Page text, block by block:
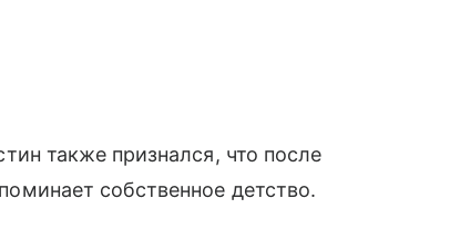
также признался, что после
собственное детство.